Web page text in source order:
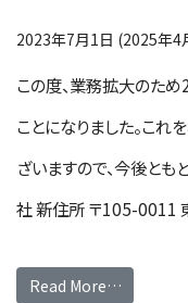
2023年7月1日 (2025年4
この度、業務拡大のた
ことになりました。こ
ざいますので、今後とも
社 新住所 〒105-0011
Read More…